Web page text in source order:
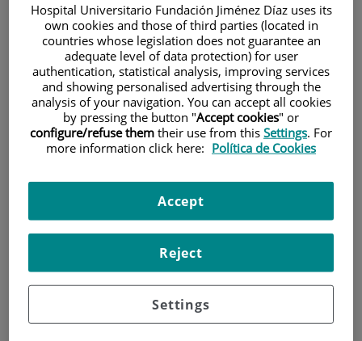
Buscar
INICIO|FORMACIÓN Y EMPLEO
|
I JORNADA PARA PACIENTES CON ESCLEROSIS
MÚLTIPLE
I Jornada para pacientes
Hospital Universitario Fundación Jiménez Díaz uses its
own cookies and those of third parties (located in
countries whose legislation does not guarantee an
adequate level of data protection) for user
authentication, statistical analysis, improving services
and showing personalised advertising through the
analysis of your navigation. You can accept all cookies
by pressing the button "Accept cookies" or
configure/refuse them their use from this Settings. For
more information click here: Política de Cookies
Settings
Reject
Accept